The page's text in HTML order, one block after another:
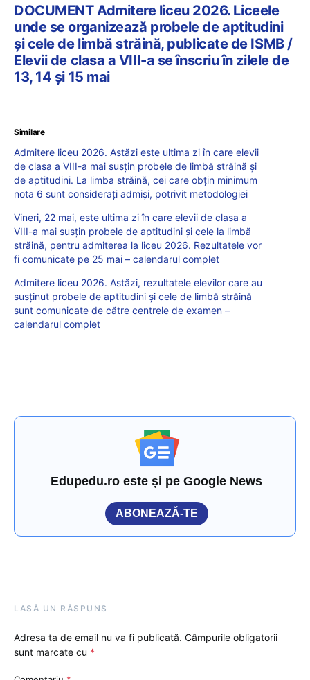
DOCUMENT Admitere liceu 2026. Liceele
unde se organizează probele de aptitudini
și cele de limbă străină, publicate de ISMB /
Elevii de clasa a VIII-a se înscriu în zilele de
13, 14 și 15 mai
Similare
Admitere liceu 2026. Astăzi este ultima zi în care elevii
de clasa a VIII-a mai susțin probele de limbă străină și
de aptitudini. La limba străină, cei care obțin minimum
nota 6 sunt considerați admiși, potrivit metodologiei
Vineri, 22 mai, este ultima zi în care elevii de clasa a
VIII-a mai susțin probele de aptitudini și cele la limbă
străină, pentru admiterea la liceu 2026. Rezultatele vor
fi comunicate pe 25 mai – calendarul complet
Admitere liceu 2026. Astăzi, rezultatele elevilor care au
susținut probele de aptitudini și cele de limbă străină
sunt comunicate de către centrele de examen –
calendarul complet
Edupedu.ro este și pe Google News
ABONEAZĂ-TE
LASĂ UN RĂSPUNS
Adresa ta de email nu va fi publicată. Câmpurile obligatorii
sunt marcate cu *